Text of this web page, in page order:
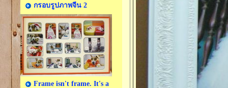
กรอบรูปภาพจีน 2
Frame isn't frame. It's a